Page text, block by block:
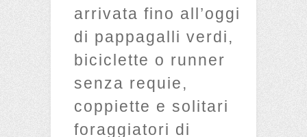
arrivata fino all’oggi
di pappagalli verdi,
biciclette o runner
senza requie,
coppiette e solitari
foraggiatori di